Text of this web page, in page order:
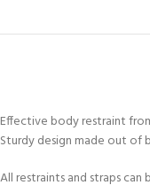
Effective body restraint
Sturdy design made out of
All restraints and straps